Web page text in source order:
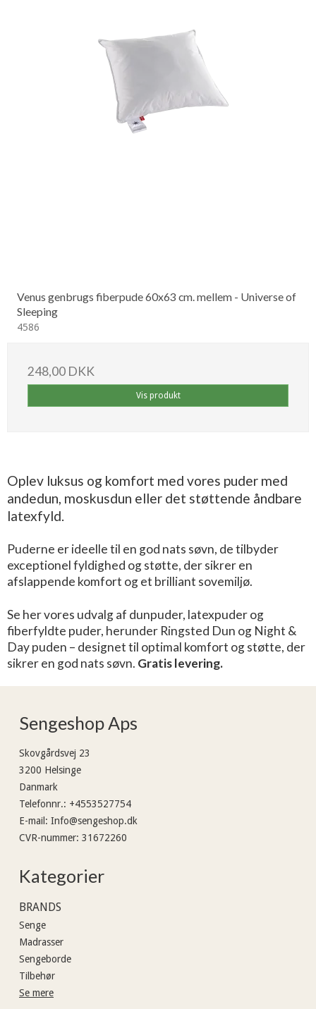
Venus genbrugs fiberpude 60x63 cm. mellem - Universe of
Sleeping
4586
248,00 DKK
Vis produkt
Oplev luksus og komfort med vores puder med
andedun, moskusdun eller det støttende åndbare
latexfyld.
Puderne er ideelle til en god nats søvn, de tilbyder
exceptionel fyldighed og støtte, der sikrer en
afslappende komfort og et brilliant sovemiljø.
Se her vores udvalg af dunpuder, latexpuder og
fiberfyldte puder, herunder Ringsted Dun og Night &
Day puden – designet til optimal komfort og støtte, der
sikrer en god nats søvn. Gratis levering.
Sengeshop Aps
Skovgårdsvej 23
3200 Helsinge
Danmark
Telefonnr.: +4553527754
E-mail : Info@sengeshop.dk
CVR-nummer: 31672260
Kategorier
BRANDS
Senge
Madrasser
Sengeborde
Tilbehør
Se mere